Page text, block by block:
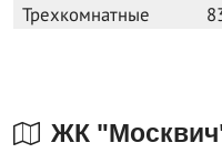
Трехкомнатные
ЖК